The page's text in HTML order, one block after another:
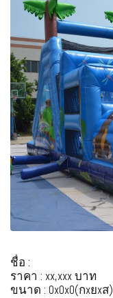
ชื่อ :
ราคา : xx,xxx บาท
ขนาด : 0x0x0(กxยxส)